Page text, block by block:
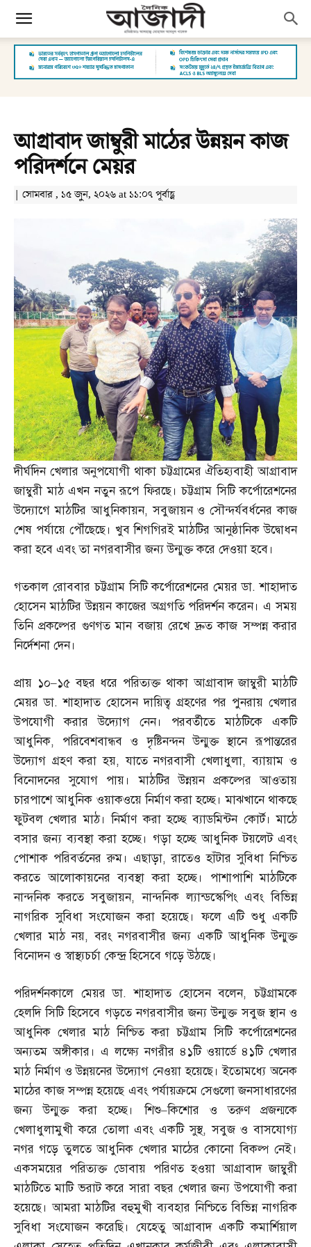
আগ্রাবাদ জাম্বুরী মাঠের উন্নয়ন কাজ
পরিদর্শনে মেয়র
| সোমবার , ১৫ জুন, ২০২৬ at ১১:০৭ পূর্বাহ্ণ
দীর্ঘদিন খেলার অনুপযোগী থাকা চট্টগ্রামের ঐতিহ্যবাহী আগ্রাবাদ
জাম্বুরী মাঠ এখন নতুন রূপে ফিরছে। চট্টগ্রাম সিটি কর্পোরেশনের
উদ্যোগে মাঠটির আধুনিকায়ন,সবুজায়ন ও সৌন্দর্যবর্ধনের কাজ
শেষ পর্যায়ে পৌঁছেছে। খুব শিগগিরই মাঠটির আনুষ্ঠানিক উদ্বোধন
করা হবে এবং তা নগরবাসীর জন্য উন্মুক্ত করে দেওয়া হবে।
গতকাল রোববার চট্টগ্রাম সিটি কর্পোরেশনের মেয়র ডা.শাহাদাত
হোসেন মাঠটির উন্নয়ন কাজের অগ্রগতি পরিদর্শন করেন। এ সময়
তিনি প্রকল্পের গুণগত মান বজায় রেখে দ্রুত কাজ সম্পন্ন করার
নির্দেশনা দেন।
প্রায় ১০–১৫ বছর ধরে পরিত্যক্ত থাকা আগ্রাবাদ জাম্বুরী মাঠটি
মেয়র ডা.শাহাদাত হোসেন দায়িত্ব গ্রহণের পর পুনরায় খেলার
উপযোগী করার উদ্যোগ নেন। পরবর্তীতে মাঠটিকে একটি
আধুনিক, পরিবেশবান্ধব ও দৃষ্টিনন্দন উন্মুক্ত স্থানে রূপান্তরের
উদ্যোগ গ্রহণ করা হয়,যাতে নগরবাসী খেলাধুলা,ব্যায়াম ও
বিনোদনের সুযোগ পায়। মাঠটির উন্নয়ন প্রকল্পের আওতায়
চারপাশে আধুনিক ওয়াকওয়ে নির্মাণ করা হচ্ছে। মাঝখানে থাকছে
ফুটবল খেলার মাঠ। নির্মাণ করা হচ্ছে ব্যাডমিন্টন কোর্ট। মাঠে
বসার জন্য ব্যবস্থা করা হচ্ছে। গড়া হচ্ছে আধুনিক টয়লেট এবং
পোশাক পরিবর্তনের রুম। এছাড়া,রাতেও হাঁটার সুবিধা নিশ্চিত
করতে আলোকায়নের ব্যবস্থা করা হচ্ছে। পাশাপাশি মাঠটিকে
নান্দনিক করতে সবুজায়ন,নান্দনিক ল্যান্ডস্কেপিং এবং বিভিন্ন
নাগরিক সুবিধা সংযোজন করা হয়েছে। ফলে এটি শুধু একটি
খেলার মাঠ নয়,বরং নগরবাসীর জন্য একটি আধুনিক উন্মুক্ত
বিনোদন ও স্বাস্থ্যচর্চা কেন্দ্র হিসেবে গড়ে উঠছে।
পরিদর্শনকালে মেয়র ডা.শাহাদাত হোসেন বলেন,চট্টগ্রামকে
হেলদি সিটি হিসেবে গড়তে নগরবাসীর জন্য উন্মুক্ত সবুজ স্থান ও
আধুনিক খেলার মাঠ নিশ্চিত করা চট্টগ্রাম সিটি কর্পোরেশনের
অন্যতম অঙ্গীকার। এ লক্ষ্যে নগরীর ৪১টি ওয়ার্ডে ৪১টি খেলার
মাঠ নির্মাণ ও উন্নয়নের উদ্যোগ নেওয়া হয়েছে। ইতোমধ্যে অনেক
মাঠের কাজ সম্পন্ন হয়েছে এবং পর্যায়ক্রমে সেগুলো জনসাধারণের
জন্য উন্মুক্ত করা হচ্ছে। শিশু–কিশোর ও তরুণ প্রজন্মকে
খেলাধুলামুখী করে তোলা এবং একটি সুস্থ,সবুজ ও বাসযোগ্য
নগর গড়ে তুলতে আধুনিক খেলার মাঠের কোনো বিকল্প নেই।
একসময়ের পরিত্যক্ত ডোবায় পরিণত হওয়া আগ্রাবাদ জাম্বুরী
মাঠটিতে মাটি ভরাট করে সারা বছর খেলার জন্য উপযোগী করা
হয়েছে। আমরা মাঠটির বহুমুখী ব্যবহার নিশ্চিতে বিভিন্ন নাগরিক
সুবিধা সংযোজন করেছি। যেহেতু আগ্রাবাদ একটি কমার্শিয়াল